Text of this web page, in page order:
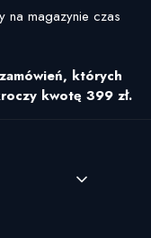
na magazynie czas
których
kwotę 399 zł.